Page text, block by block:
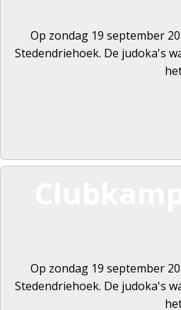
Op zondag 19 september
Stedendriehoek. De judoka's
Op zondag 19 september
Stedendriehoek. De judoka's